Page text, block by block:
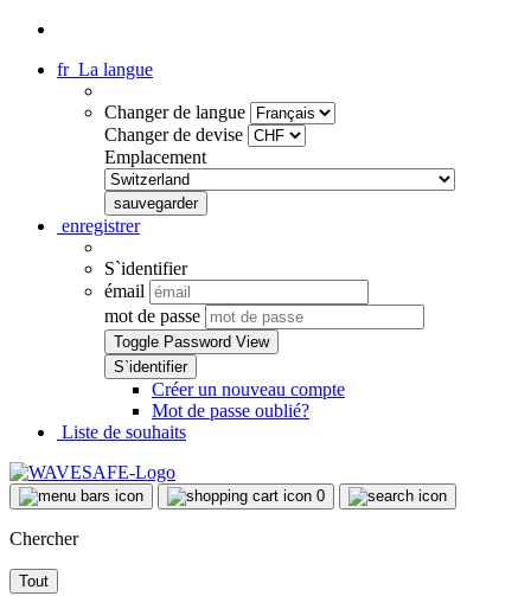
fr La langue
Changer de langue
Changer de devise
Emplacement
enregistrer
S`identifier
émail
mot de passe
Toggle Password View
Créer un nouveau compte
Mot de passe oublié?
Liste de souhaits
0
Chercher
Tout